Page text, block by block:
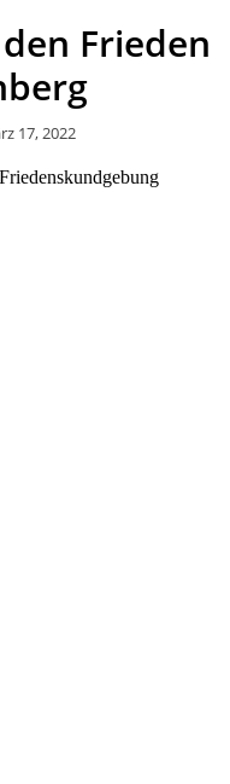
Frieden
17, 2022